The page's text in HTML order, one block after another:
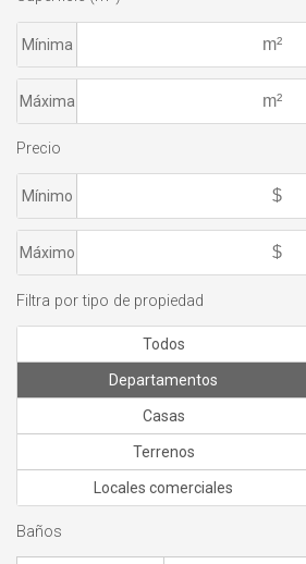
Mínima
Máxima
Precio
Mínimo
Máximo
Filtra por tipo de propiedad
Todos
Departamentos
Casas
Terrenos
Locales comerciales
Baños